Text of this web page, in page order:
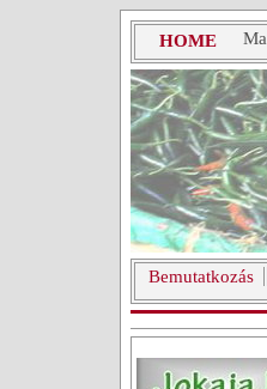
HOME Ma
Bemutatkozás